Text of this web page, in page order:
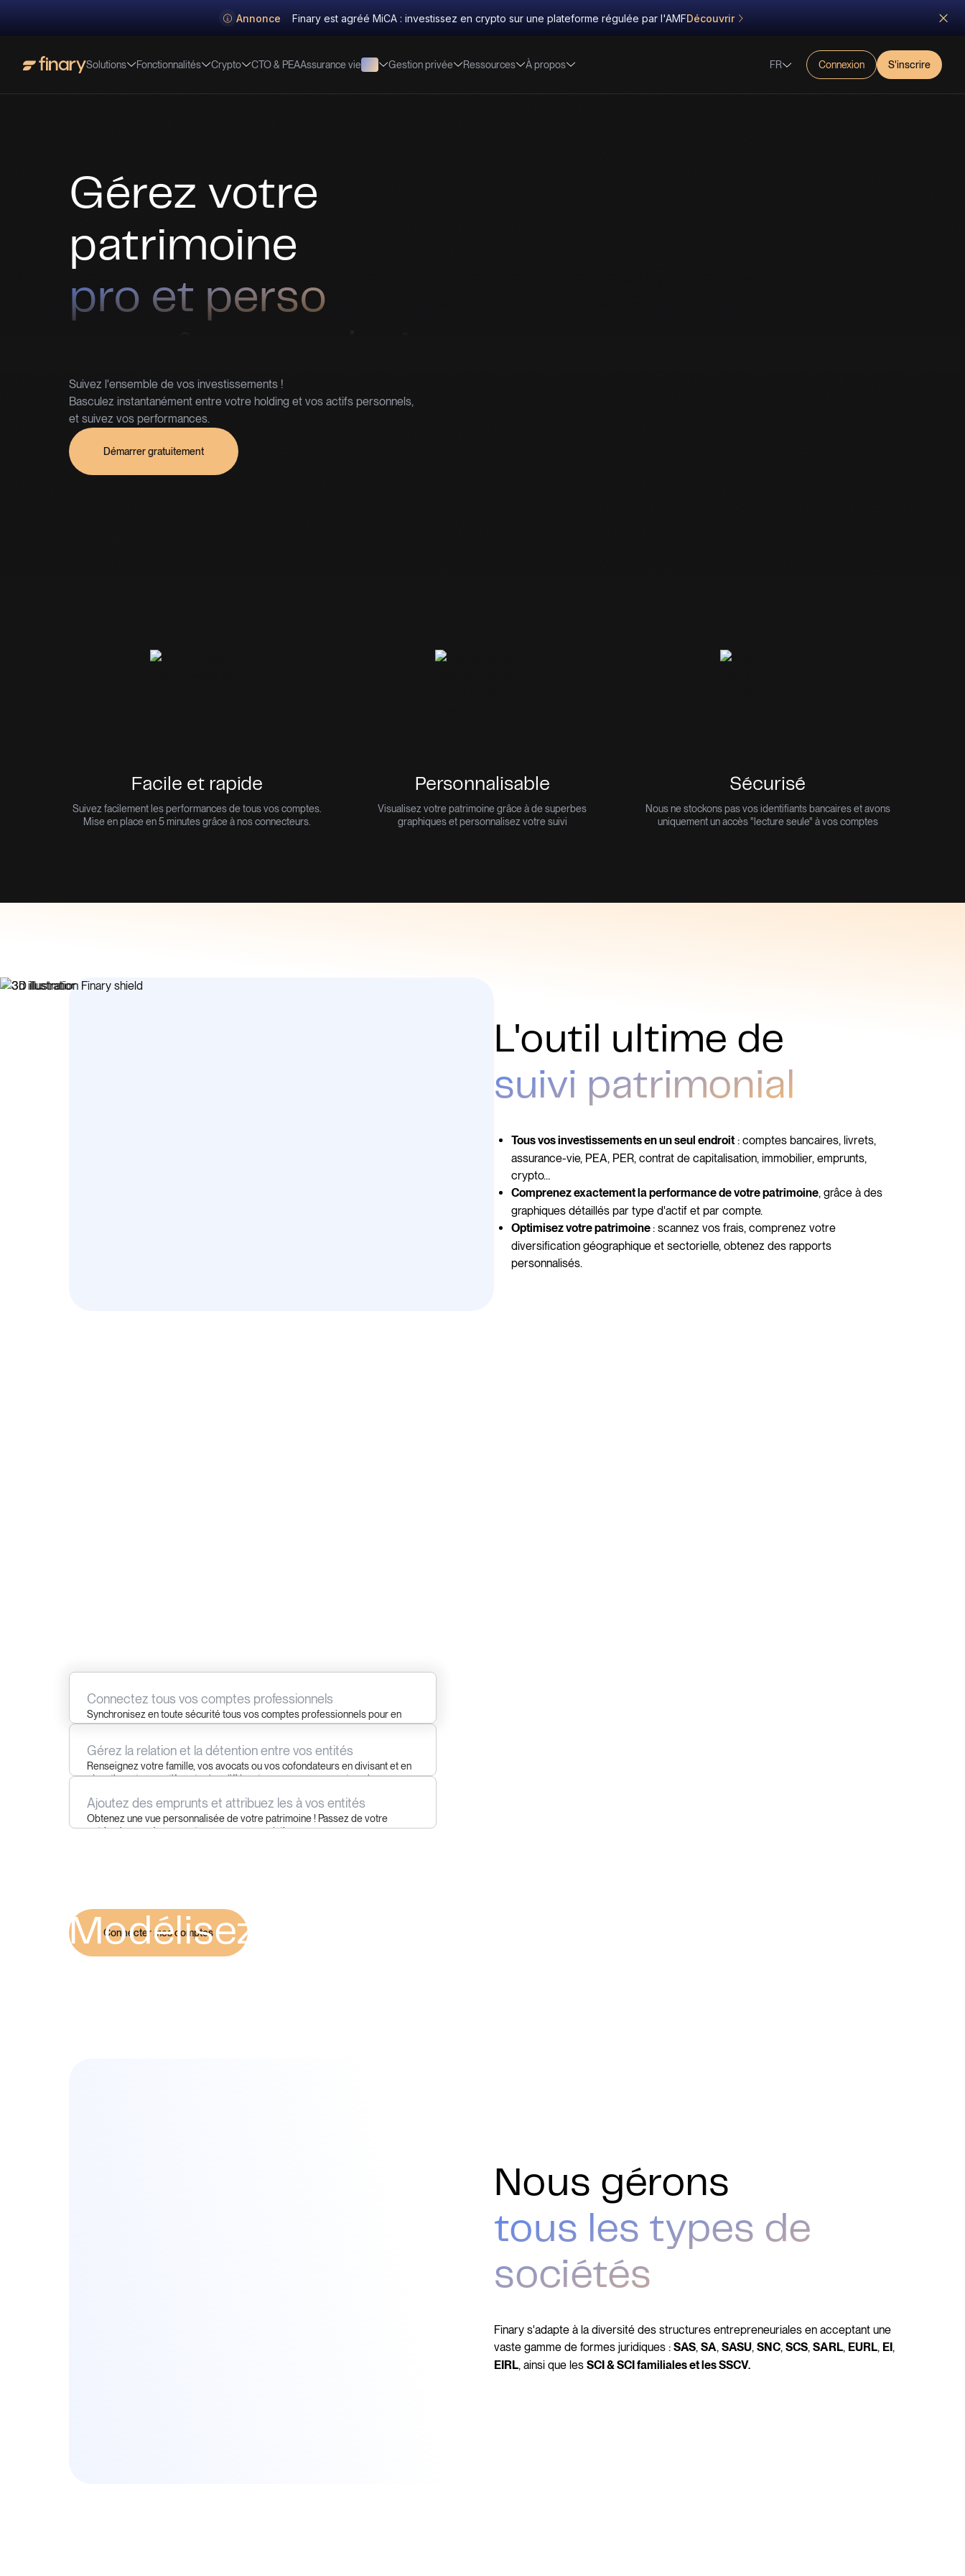
Annonce Finary est agréé MiCA : investissez en crypto sur une plateforme régulée par l'AMFDécouvrir
Solutions Fonctionnalités Crypto CTO & PEAAssurance vie Gestion privée Ressources À propos FR Connexion S'inscrire
Gérez votre
patrimoine
pro et perso
Suivez l'ensemble de vos investissements !
Basculez instantanément entre votre holding et vos actifs personnels,
et suivez vos performances.
Démarrer gratuitement
Facile et rapide
Suivez facilement les performances de tous vos comptes.
Mise en place en 5 minutes grâce à nos connecteurs.
Personnalisable
Visualisez votre patrimoine grâce à de superbes
graphiques et personnalisez votre suivi
Sécurisé
Nous ne stockons pas vos identifiants bancaires et avons
uniquement un accès "lecture seule" à vos comptes
L'outil ultime de
suivi patrimonial
Tous vos investissements en un seul endroit : comptes bancaires, livrets,
assurance-vie, PEA, PER, contrat de capitalisation, immobilier, emprunts,
crypto…
Comprenez exactement la performance de votre patrimoine, grâce à des
graphiques détaillés par type d'actif et par compte.
Optimisez votre patrimoine: scannez vos frais, comprenez votre
diversification géographique et sectorielle, obtenez des rapports
personnalisés.
Connectez tous vos comptes professionnels
Synchronisez en toute sécurité tous vos comptes professionnels pour en
extraire les soldes et les transactions.
Gérez la relation et la détention entre vos entités
Renseignez votre famille, vos avocats ou vos cofondateurs en divisant et en
répartissant vos actifs entre les différentes personnes ou entreprises.
Ajoutez des emprunts et attribuez les à vos entités
Obtenez une vue personnalisée de votre patrimoine ! Passez de votre
patrimoine pro à perso, et comprenez sa relation.
Connecter mes comptes
Modélisez
Nous gérons
tous les types de
sociétés
Finary s'adapte à la diversité des structures entrepreneuriales en acceptant une
vaste gamme de formes juridiques : SAS, SA, SASU, SNC, SCS, SARL, EURL, EI ,
EIRL, ainsi que les SCI & SCI familiales et les SSCV.